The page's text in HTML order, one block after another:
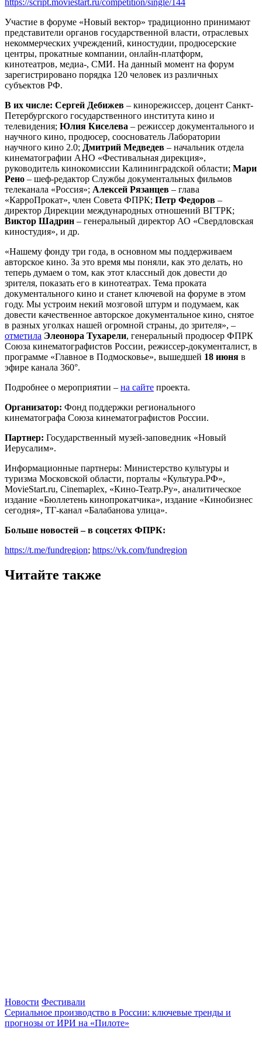
Участие в форуме «Новый вектор» традиционно принимают
представители органов государственной власти, отраслевых
некоммерческих учреждений, киностудии, продюсерские
центры, прокатные компании, онлайн-платформ,
кинотеатров, медиа-, СМИ. На данный момент на форум
зарегистрировано порядка 120 человек из различных
субъектов РФ.
В их числе: Сергей Дебижев – кинорежиссер, доцент Санкт-
Петербургского государственного института кино и
телевидения; Юлия Киселева – режиссер документального и
научного кино, продюсер, сооснователь Лаборатории
научного кино 2.0; Дмитрий Медведев – начальник отдела
кинематографии АНО «Фестивальная дирекция»,
руководитель кинокомиссии Калининградской области; Мари
Рено – шеф-редактор Службы документальных фильмов
телеканала «Россия»; Алексей Рязанцев – глава
«КарроПрокат», член Совета ФПРК; Петр Федоров –
директор Дирекции международных отношений ВГТРК;
Виктор Шадрин – генеральный директор АО «Свердловская
киностудия», и др.
«Нашему фонду три года, в основном мы поддерживаем
авторское кино. За это время мы поняли, как это делать, но
теперь думаем о том, как этот классный док довести до
зрителя, показать его в кинотеатрах. Тема проката
документального кино и станет ключевой на форуме в этом
году. Мы устроим некий мозговой штурм и подумаем, как
довести качественное авторское документальное кино, снятое
в разных уголках нашей огромной страны, до зрителя», –
отметила Элеонора Тухарели, генеральный продюсер ФПРК
Союза кинематографистов России, режиссер-документалист, в
программе «Главное в Подмосковье», вышедшей 18 июня в
эфире канала 360°.
Подробнее о мероприятии – на сайте проекта.
Организатор: Фонд поддержки регионального
кинематографа Союза кинематографистов России.
Партнер: Государственный музей-заповедник «Новый
Иерусалим».
Информационные партнеры: Министерство культуры и
туризма Московской области, порталы «Культура.РФ»,
MovieStart.ru, Cinemaplex, «Кино-Театр.Ру», аналитическое
издание «Бюллетень кинопрокатчика», издание «Кинобизнес
сегодня», ТГ-канал «Балабанова улица».
Больше новостей – в соцсетях ФПРК:
https://t.me/fundregion; https://vk.com/fundregion
Читайте также
Новости Фестивали
Сериальное производство в России: ключевые тренды и
прогнозы от ИРИ на «Пилоте»